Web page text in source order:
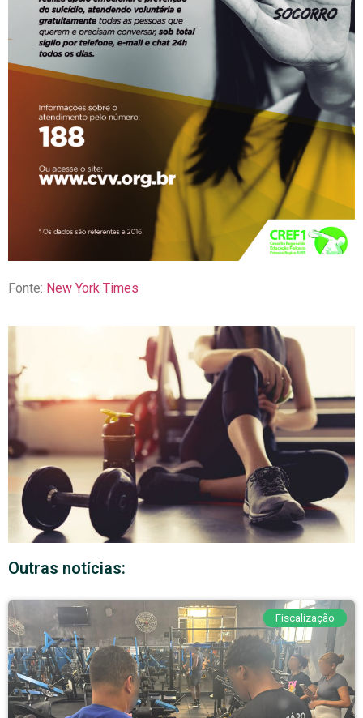
Fonte: New York Times
Outras notícias:
Fiscalização